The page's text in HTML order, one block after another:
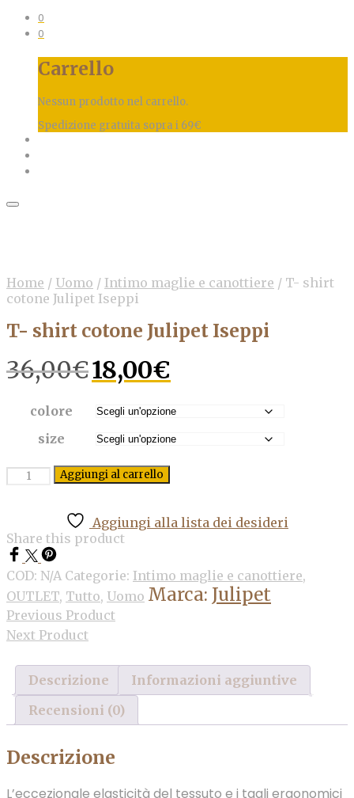
0
0
Carrello
Nessun prodotto nel carrello.
Spedizione gratuita sopra i 69€
Home / Uomo / Intimo maglie e canottiere / T- shirt
cotone Julipet Iseppi
T- shirt cotone Julipet Iseppi
36,00€ Il
prezzo
era:
18,00€prezzo
è:
colore
size
Quantità Aggiungi al carrello
Aggiungi alla lista dei desideri
Share this product
COD: N/A Categorie: Intimo maglie e canottiere,
OUTLET, Tutto, Uomo Marca: Julipet
Previous Product
Next Product
Descrizione
Informazioni aggiuntive
Recensioni (0)
Descrizione
L’eccezionale elasticità del tessuto e i tagli ergonomici